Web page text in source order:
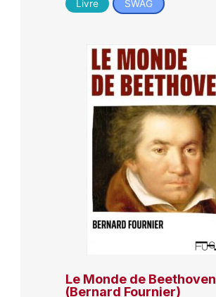
Livre SWAG
Le Monde de Beethoven
(Bernard Fournier)